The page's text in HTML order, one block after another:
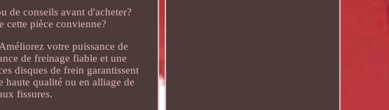
de conseils avant d'acheter?
cette pièce convienne?
votre puissance de
de freinage fiable et une
disques de frein garantissent
haute qualité ou en alliage de
fissures.